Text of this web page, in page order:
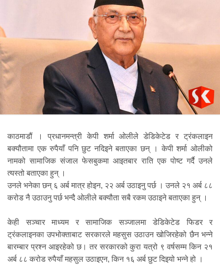
काठमाडौं । प्रधानमन्त्री केपी शर्मा ओलीले डेडिकेटेड र ट्रंकलाइन
बक्यौतामा एक रुपैयाँ पनि छुट नदिइने बताएका छन् । केपी शर्मा ओलीको
नामको सामाजिक संजाल फेसबुकमा आइतबार राति एक पोष्ट गर्दै उनले
त्यस्तो बताएका हुन् ।
उनले भनेका छन् ६ अर्ब मात्र होइन, २२ अर्ब उठाइनु पर्छ । उनले २१ अर्ब ८८
करोड नै उठाउनु पर्छ भन्दै ओलीले बक्यौता सबै रकम उठाइने बताएका हुन् ।
केही सञ्चार माध्यम र सामाजिक सञ्जालमा डेडिकेटेड फिडर र
ट्रंकलाइनका उपभोक्ताबाट सरकारले महसुस उठाउन खोजिरहेको छैन भन्ने
बारम्बार प्रश्न आइरहेको छ। तर सरकारको कुरा यत्रो ९ वर्षसम्म किन २१
अर्ब ८८ करोड रुपैयाँ महसुल उठाइएन, किन १६ अर्ब छुट दिइयो भन्ने हो ।